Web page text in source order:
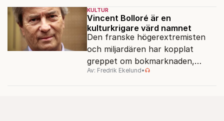
sensommarmörkret smyger sig
på och tv-utbudet blir din bästa
vän.
KULTUR
Vincent Bolloré är en
kulturkrigare värd namnet
Den franske högerextremisten
och miljardären har kopplat
greppet om bokmarknaden,
filmbolag, tv- och radiokanaler.
Av: Fredrik Ekelund•